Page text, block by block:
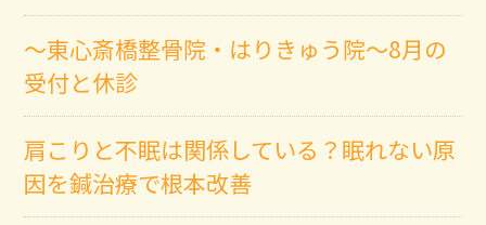
～東心斎橋整骨院・はりきゅう院～8月の
受付と休診
肩こりと不眠は関係している？眠れない原
因を鍼治療で根本改善